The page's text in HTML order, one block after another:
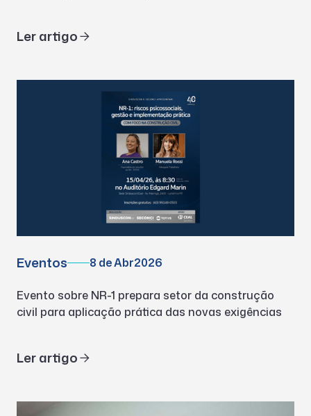
Ler artigo
Eventos 8 de Abr2026
Evento sobre NR-1 prepara setor da construção
civil para aplicação prática das novas exigências
Ler artigo